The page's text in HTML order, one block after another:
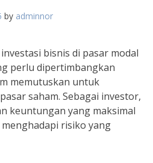
by adminnor
bisnis di pasar modal
perlu dipertimbangkan
memutuskan untuk
saham. Sebagai investor,
keuntungan yang maksimal
risiko yang